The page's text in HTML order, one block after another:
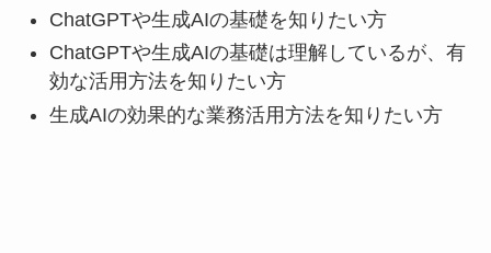
ChatGPTや生成AIの基礎を知りたい方
ChatGPTや生成AIの基礎は理解しているが、有
効な活用方法を知りたい方
生成AIの効果的な業務活用方法を知りたい方